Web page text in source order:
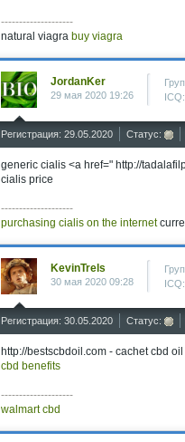
--------------------
natural viagra buy viagra
JordanKer
29 мая 2020 19:26
Регистрация: 29.05.2020 Статус:
generic cialis <a href=" http://
cialis price
--------------------
purchasing cialis on the internet
KevinTrels
30 мая 2020 09:28
Регистрация: 30.05.2020 Статус:
http://bestscbdoil.com - cachet cbd oil
cbd benefits
--------------------
walmart cbd